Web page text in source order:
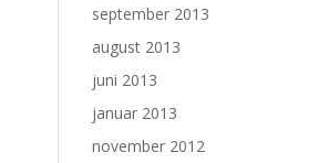
september 2013
august 2013
juni 2013
januar 2013
november 2012